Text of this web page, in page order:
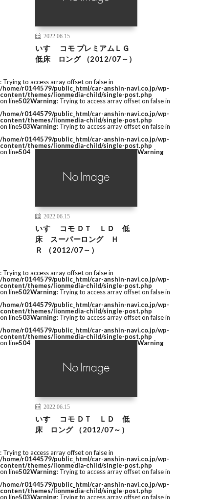
2022.06.15
いすゞ コモ プレミアムＬＧ
低床 ロング （2012/07～）
: Trying to access array offset on false in
/home/r0144579/public_html/car-anshin-navi.co.jp/wp-
content/themes/lionmedia-child/single-post.php
on line502Warning: Trying to access array offset on false in
/home/r0144579/public_html/car-anshin-navi.co.jp/wp-
content/themes/lionmedia-child/single-post.php
on line503Warning: Trying to access array offset on false in
/home/r0144579/public_html/car-anshin-navi.co.jp/wp-
content/themes/lionmedia-child/single-post.php
on line504
2022.06.15
いすゞ コモ ＤＴ ＬＤ 低
床 スーパーロング Ｈ
Ｒ （2012/07～）
Warning
: Trying to access array offset on false in
/home/r0144579/public_html/car-anshin-navi.co.jp/wp-
content/themes/lionmedia-child/single-post.php
on line502Warning: Trying to access array offset on false in
/home/r0144579/public_html/car-anshin-navi.co.jp/wp-
content/themes/lionmedia-child/single-post.php
on line503Warning: Trying to access array offset on false in
/home/r0144579/public_html/car-anshin-navi.co.jp/wp-
content/themes/lionmedia-child/single-post.php
on line504
2022.06.15
いすゞ コモ ＤＴ ＬＤ 低
床 ロング （2012/07～）
Warning
: Trying to access array offset on false in
/home/r0144579/public_html/car-anshin-navi.co.jp/wp-
content/themes/lionmedia-child/single-post.php
on line502Warning: Trying to access array offset on false in
/home/r0144579/public_html/car-anshin-navi.co.jp/wp-
content/themes/lionmedia-child/single-post.php
on line503Warning: Trying to access array offset on false in